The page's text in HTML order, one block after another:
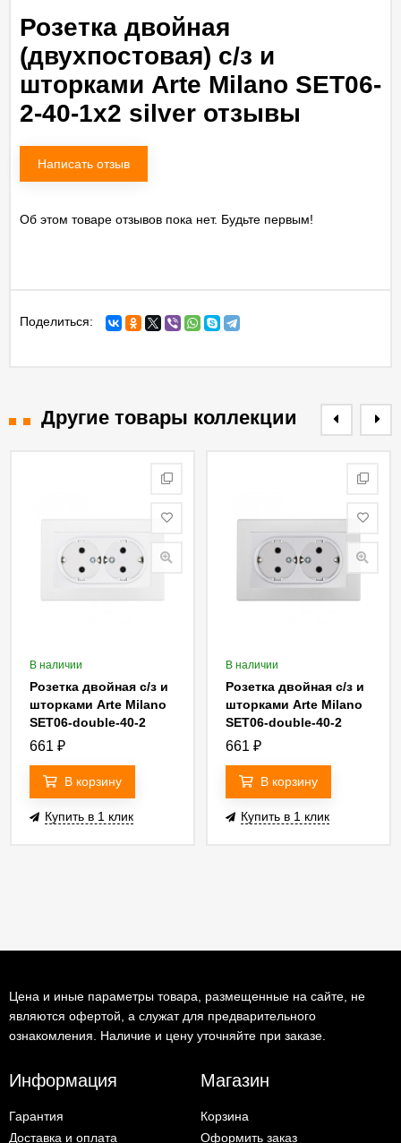
Розетка двойная
(двухпостовая) с/з и
шторками Arte Milano SET06-
2-40-1x2 silver отзывы
Написать отзыв
Об этом товаре отзывов пока нет. Будьте первым!
Поделиться:
Другие товары коллекции
В наличии
Розетка двойная с/з и
шторками Arte Milano
SET06-double-40-2
white
661 ₽
В корзину
Купить в 1 клик
В наличии
Розетка двойная с/з и
шторками Arte Milano
SET06-double-40-2
silver
661 ₽
В корзину
Купить в 1 клик
Цена и иные параметры товара, размещенные на сайте, не
являются офертой, а служат для предварительного
ознакомления. Наличие и цену уточняйте при заказе.
Информация
Гарантия
Доставка и оплата
Магазин
Корзина
Оформить заказ